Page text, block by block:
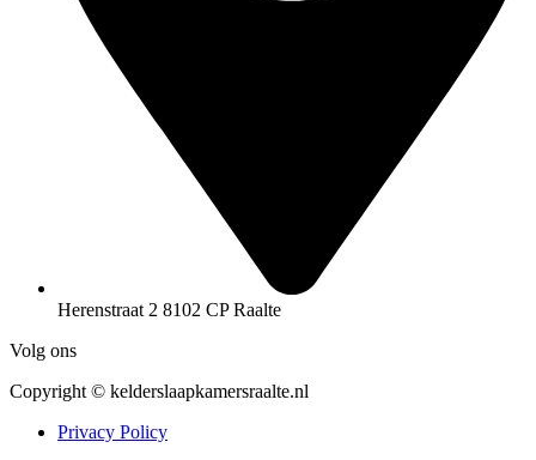
Herenstraat 2 8102 CP Raalte
Volg ons
Copyright © kelderslaapkamersraalte.nl
Privacy Policy